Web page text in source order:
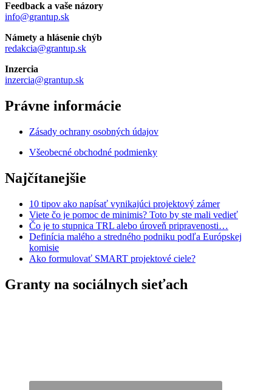
Feedback a vaše názory
info@grantup.sk
Námety a hlásenie chýb
redakcia@grantup.sk
Inzercia
inzercia@grantup.sk
Právne informácie
Zásady ochrany osobných údajov
Všeobecné obchodné podmienky
Najčítanejšie
10 tipov ako napísať vynikajúci projektový zámer
Viete čo je pomoc de minimis? Toto by ste mali vedieť
Čo je to stupnica TRL alebo úroveň pripravenosti…
Definícia malého a stredného podniku podľa Európskej
komisie
Ako formulovať SMART projektové ciele?
Granty na sociálnych sieťach